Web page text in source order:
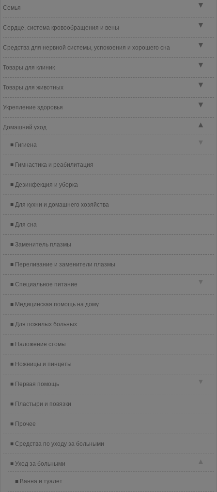
▼
Семья
▼
Сердце, система кровообращения и вены
▼
Средства для нервной системы, успокоения и хорошего сна
▼
Товары для клиник
▼
Товары для животных
▼
Укрепление здоровья
▲
Домашний уход
▼
Гигиена
Гимнастика и реабилитация
Дезинфекция и уборка
Для кухни и домашнего хозяйства
Для сна
Заменитель плазмы
Переливание и заменители плазмы
▼
Специальное питание
Медицинская помощь на дому
Для пожилых больных
Наложение стомы
Ножницы и пинцеты
▼
Первая помощь
Пластыри и повязки
Прочее
Средства по уходу за больными
▲
Уход за больными
Ванна и туалет